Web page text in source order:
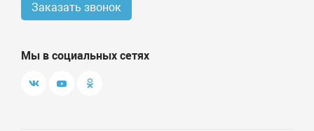
Заказать звонок
Мы в социальных сетях